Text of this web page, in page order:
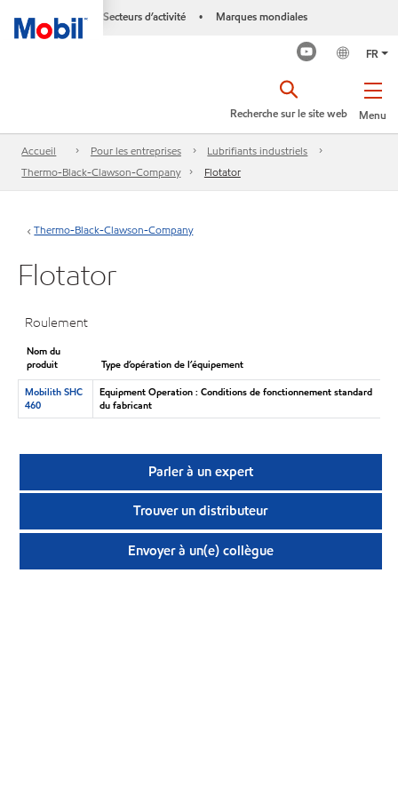
Secteurs d’activité • Marques mondiales
FR
Menu
Recherche sur le site web
Accueil Pour les entreprises
Lubrifiants industriels
Thermo-Black-Clawson-Company
Flotator
Thermo-Black-Clawson-Company
Flotator
Roulement
Nom du
produit
Type d’opération de l’équipement
Mobilith SHC
460
Equipment Operation : Conditions de fonctionnement standard
du fabricant
Parler à un expert
Trouver un distributeur
Envoyer à un(e) collègue